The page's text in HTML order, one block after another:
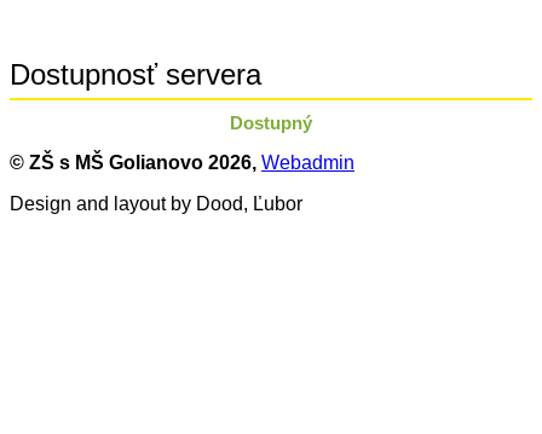
Dostupnosť servera
Dostupný
© ZŠ s MŠ Golianovo 2026, Webadmin
Design and layout by Dood, Ľubor